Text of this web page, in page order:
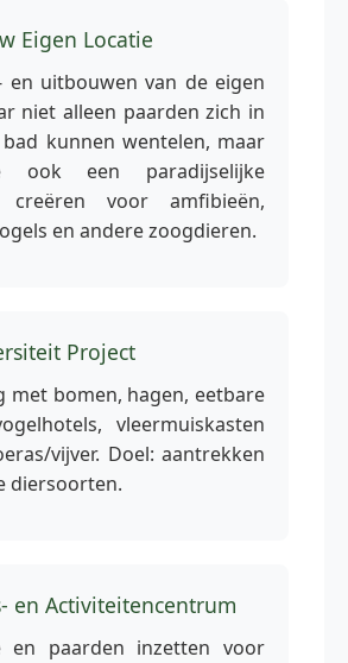
Eigen Locatie
en uitbouwen van de eigen
niet alleen paarden zich in
kunnen wentelen, maar
ook een paradijselijke
creëren voor amfibieën,
en andere zoogdieren.
Project
met bomen, hagen, eetbare
vleermuiskasten
vijver. Doel: aantrekken
diersoorten.
en Activiteitencentrum
en paarden inzetten voor